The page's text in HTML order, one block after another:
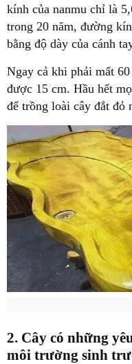
kính của nanmu chỉ là
trong 20 năm, đường
bằng độ dày của cánh
Ngay cả khi phải mất
được 15 cm. Hầu hết
để trồng loài cây đắt đỏ
2. Cây có những
môi trường sinh